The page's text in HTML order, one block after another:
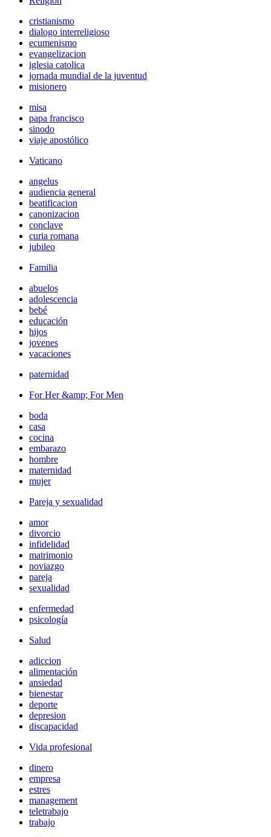
cristianismo
dialogo interreligioso
ecumenismo
evangelizacion
iglesia catolica
jornada mundial de la juventud
misionero
misa
papa francisco
sinodo
viaje apostólico
Vaticano
angelus
audiencia general
beatificacion
canonizacion
conclave
curia romana
jubileo
Familia
abuelos
adolescencia
bebé
educación
hijos
jovenes
vacaciones
paternidad
For Her &amp; For Men
boda
casa
cocina
embarazo
hombre
maternidad
mujer
Pareja y sexualidad
amor
divorcio
infidelidad
matrimonio
noviazgo
pareja
sexualidad
enfermedad
psicología
Salud
adiccion
alimentación
ansiedad
bienestar
deporte
depresion
discapacidad
Vida profesional
dinero
empresa
estres
management
teletrabajo
trabajo